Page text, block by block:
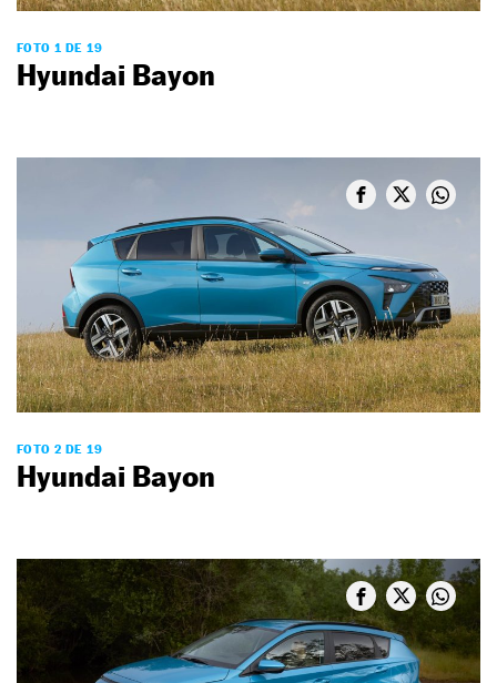
FOTO 1 DE 19
Hyundai Bayon
FOTO 2 DE 19
Hyundai Bayon